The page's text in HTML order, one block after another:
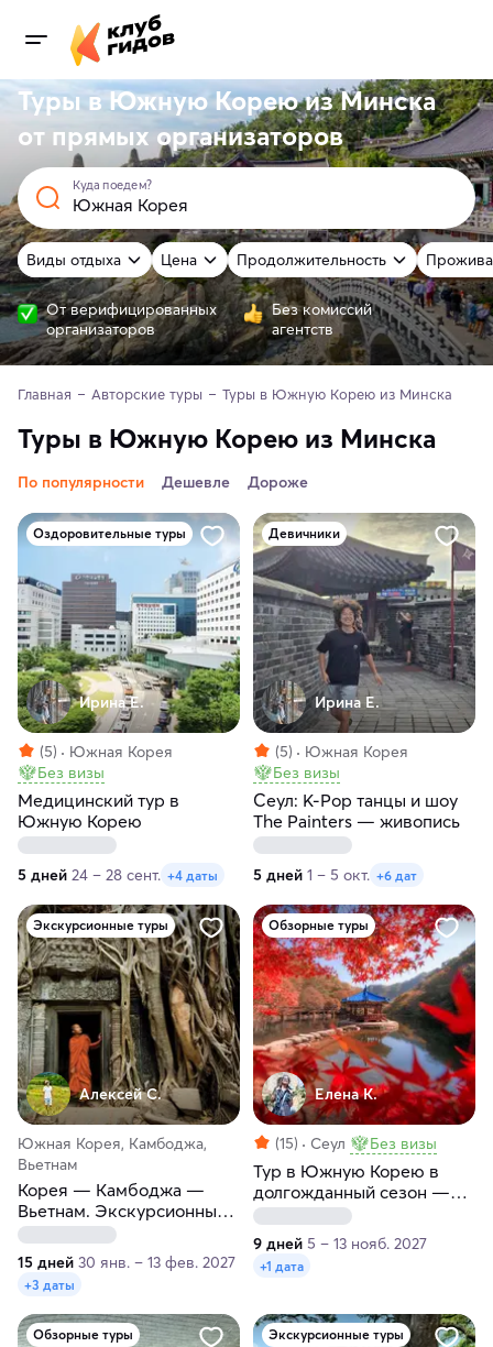
Туры в Южную Корею из Минска
от прямых организаторов
Куда поедем?
Виды отдыха Цена Продолжительность
От верифицированных
организаторов
Без комиссий
агентств
Главная Авторские туры Туры в Южную Корею из Минска
Туры в Южную Корею из Минска
По популярности Дешевле Дороже
Оздоровительные туры
Ирина Е.
(5)
Южная Корея
Без визы
Медицинский тур в
Южную Корею
5 дней 24 – 28 сент. +4 даты
Девичники
Ирина Е.
(5)
Южная Корея
Без визы
Сеул: K‑Pop танцы и шоу
The Painters — живопись
5 дней 1 – 5 окт. +6 дат
Экскурсионные туры
Алексей С.
Южная Корея, Камбоджа,
Вьетнам
Корея — Камбоджа —
Вьетнам. Экскурсионный
тур с пляжным отдыхом
15 дней 30 янв. – 13 фев. 2027
+3 даты
Обзорные туры
Елена К.
(15) Сеул Без визы
Тур в Южную Корею в
долгожданный сезон —
танпхун
9 дней 5 – 13 нояб. 2027
+1 дата
Обзорные туры Экскурсионные туры